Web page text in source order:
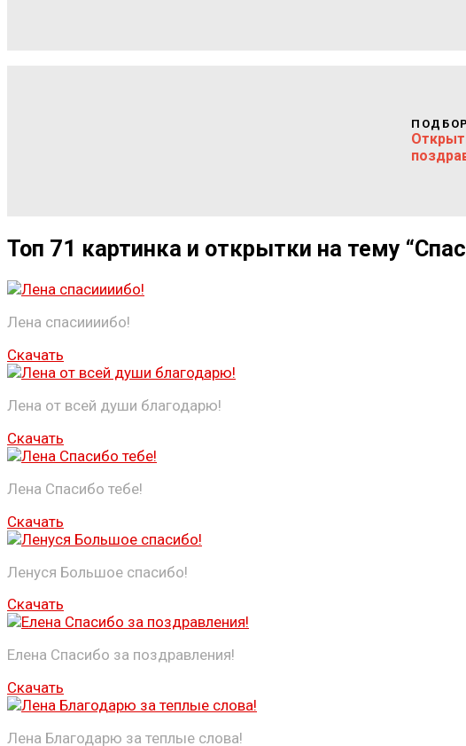
Топ 71 картинка и открытки на тему
Лена спасиииибо!
Скачать
Лена от всей души благодарю!
Скачать
Лена Спасибо тебе!
Скачать
Ленуся Большое спасибо!
Скачать
Елена Спасибо за поздравления!
Скачать
Лена Благодарю за теплые слова!